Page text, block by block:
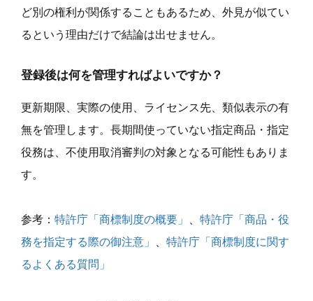
ど別の権利が関係することもあるため、外見が似てい
るという理由だけで結論は出せません。
登録後は何を管理すればよいですか？
更新期限、実際の使用、ライセンス先、類似表示の有
無を管理します。長期間使っていない指定商品・指定
役務は、不使用取消審判の対象となる可能性もありま
す。
参考： 特許庁「商標制度の概要」 、 特許庁「商品・役
務を指定する際の御注意」 、 特許庁「商標制度に関す
るよくある質問」